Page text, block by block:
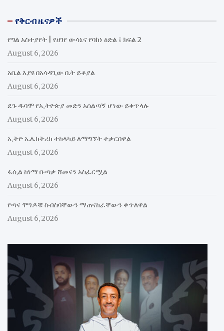
የቅርብ ዜናዎች
የግል አስተያየት | የዘገየ ውሳኔና የባከነ ዕድል ፤ ክፍል 2
August 6, 2026
አቤል እያዩ በአሳዳጊው ቤት ይቆያል
August 6, 2026
ደጉ ዱባሞ የኢትዮጵያ መድን አሰልጣኝ ሆነው ይቀጥላሉ
August 6, 2026
ኢትዮ ኤሌክትሪክ ተከላካይ ለማግኘት ተቃርበዋል
August 6, 2026
ፋሲል ከነማ ቡጣቃ ሸመናን አስፈርሟል
August 6, 2026
የጣና ሞገዶቹ ስብስባቸውን ማጠናከራቸውን ቀጥለዋል
August 6, 2026